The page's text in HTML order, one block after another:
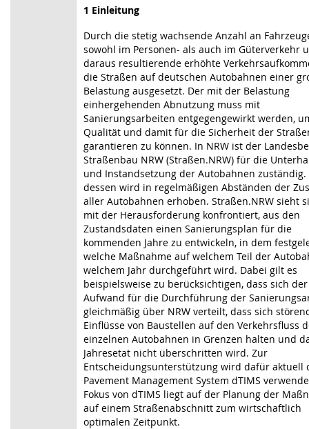
1 Einleitung
Durch die stetig wachsende Anzahl an
sowohl im Personen- als auch im Güterverkehr
daraus resultierende erhöhte
die Straßen auf deutschen Autobahnen einer
Belastung ausgesetzt. Der mit der Belastung
einhergehenden Abnutzung muss mit
Sanierungsarbeiten entgegengewirkt werden,
Qualität und damit für die Sicherheit der
garantieren zu können. In NRW ist der
Straßenbau NRW (Straßen.NRW) für die
und Instandsetzung der Autobahnen zuständig.
dessen wird in regelmäßigen Abständen der
aller Autobahnen erhoben. Straßen.NRW sieht
mit der Herausforderung konfrontiert, aus den
Zustandsdaten einen Sanierungsplan für die
kommenden Jahre zu entwickeln, in dem
welche Maßnahme auf welchem Teil der
welchem Jahr durchgeführt wird. Dabei gilt es
beispielsweise zu berücksichtigen, dass sich der
Aufwand für die Durchführung der
gleichmäßig über NRW verteilt, dass sich
Einflüsse von Baustellen auf den Verkehrsfluss
einzelnen Autobahnen in Grenzen halten und
Jahresetat nicht überschritten wird. Zur
Entscheidungsunterstützung wird dafür aktuell
Pavement Management System dTIMS
Fokus von dTIMS liegt auf der Planung der
auf einem Straßenabschnitt zum wirtschaftlich
optimalen Zeitpunkt.